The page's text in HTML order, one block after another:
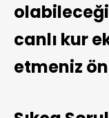
canlı kur
etmeniz